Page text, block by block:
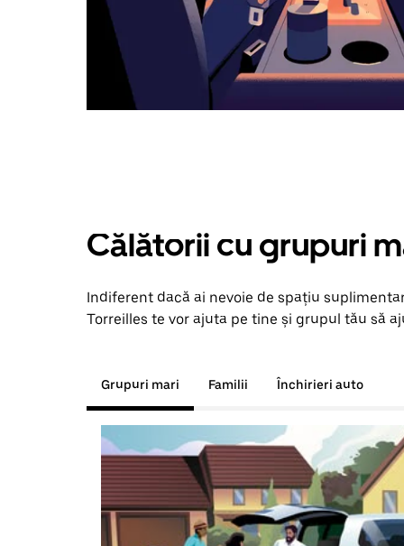
Călătorii cu grupuri
Indiferent dacă ai nevoie de spațiu
Torreilles te vor ajuta pe tine și grupul tău să
Grupuri mari Familii Închirieri auto